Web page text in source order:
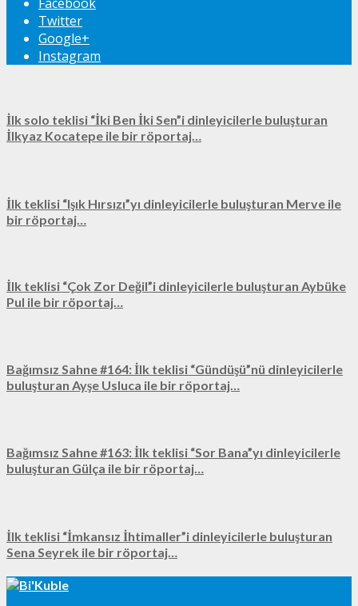
Twitter
Google+
Instagram
İlk solo teklisi “İki Ben İki Sen”i dinleyicilerle buluşturan
İlkyaz Kocatepe ile bir röportaj…
İlk teklisi “Işık Hırsızı”yı dinleyicilerle buluşturan Merve ile
bir röportaj…
İlk teklisi “Çok Zor Değil”i dinleyicilerle buluşturan Aybüke
Pul ile bir röportaj…
Bağımsız Sahne #164: İlk teklisi “Gündüşü”nü dinleyicilerle
buluşturan Ayşe Usluca ile bir röportaj…
Bağımsız Sahne #163: İlk teklisi “Sor Bana”yı dinleyicilerle
buluşturan Gülça ile bir röportaj…
İlk teklisi “İmkansız İhtimaller”i dinleyicilerle buluşturan
Sena Seyrek ile bir röportaj…